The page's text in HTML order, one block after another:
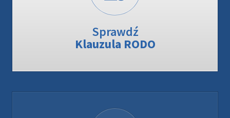
Sprawdź
Klauzula RODO